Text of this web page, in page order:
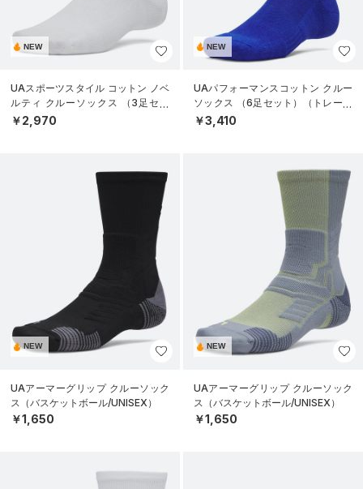
NEW
UAスポーツスタイル コットン ノベ
ルティ クルーソックス （3足セッ
ト）（トレーニング/UNISEX）
￥2,970
NEW
UAパフォーマンスコットン クルー
ソックス （6足セット）（トレーニ
ング/UNISEX）
￥3,410
NEW
UAアーマーグリップ クルーソック
ス（バスケットボール/UNISEX）
￥1,650
NEW
UAアーマーグリップ クルーソック
ス（バスケットボール/UNISEX）
￥1,650